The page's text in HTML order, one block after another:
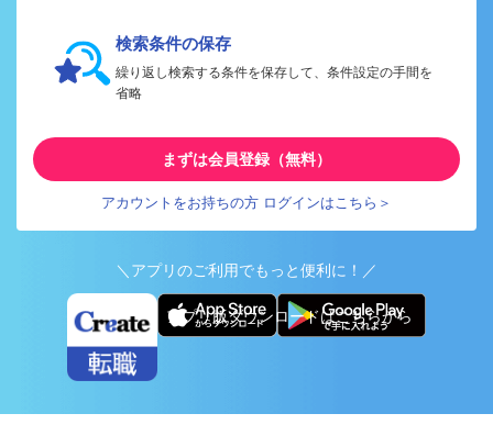
検索条件の保存
繰り返し検索する条件を保存して、条件設定の手間を
省略
まずは会員登録（無料）
アカウントをお持ちの方 ログインはこちら＞
＼アプリのご利用でもっと便利に！／
アプリ版ダウンロードはこちらから